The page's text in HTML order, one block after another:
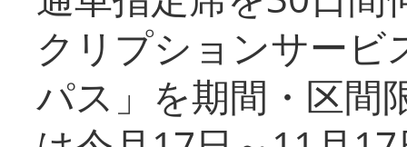
クリプションサービ
パス」を期間・区間